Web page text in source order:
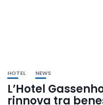
HOTEL NEWS
L’Hotel
rinnova tra